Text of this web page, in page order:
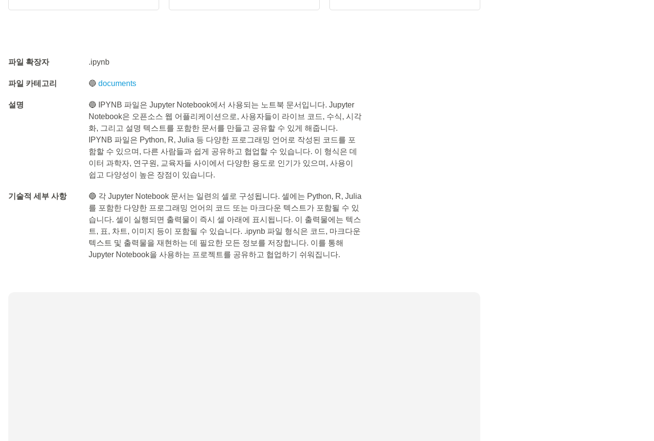
파일 확장자 .ipynb
파일 카테고리 🔵documents
설명
🔵 IPYNB 파일은 Jupyter Notebook에서 사용되는 노트북 문서입니다. Jupyter
Notebook은 오픈소스 웹 어플리케이션으로, 사용자들이 라이브 코드, 수식, 시각
화, 그리고 설명 텍스트를 포함한 문서를 만들고 공유할 수 있게 해줍니다.
IPYNB 파일은 Python, R, Julia 등 다양한 프로그래밍 언어로 작성된 코드를 포
함할 수 있으며, 다른 사람들과 쉽게 공유하고 협업할 수 있습니다. 이 형식은 데
이터 과학자, 연구원, 교육자들 사이에서 다양한 용도로 인기가 있으며, 사용이
쉽고 다양성이 높은 장점이 있습니다.
기술적 세부 사항
🔵 각 Jupyter Notebook 문서는 일련의 셀로 구성됩니다. 셀에는 Python, R, Julia
를 포함한 다양한 프로그래밍 언어의 코드 또는 마크다운 텍스트가 포함될 수 있
습니다. 셀이 실행되면 출력물이 즉시 셀 아래에 표시됩니다. 이 출력물에는 텍스
트, 표, 차트, 이미지 등이 포함될 수 있습니다. .ipynb 파일 형식은 코드, 마크다운
텍스트 및 출력물을 재현하는 데 필요한 모든 정보를 저장합니다. 이를 통해
Jupyter Notebook을 사용하는 프로젝트를 공유하고 협업하기 쉬워집니다.